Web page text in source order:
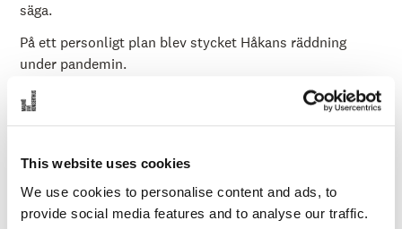
This website uses cookies
We use cookies to personalise content and ads, to
provide social media features and to analyse our traffic.
säga.
På ett personligt plan blev stycket Håkans räddning
under pandemin.
– Vid ett tillfälle var jag på väg att ge upp musiken. Jag
hade haft en lång karriär, och plötsligt stannade allt. Jag
stycket, så kraftfullt och så vackert. Det blev en
Och ett mästerverk behöver ingen uppföljare?